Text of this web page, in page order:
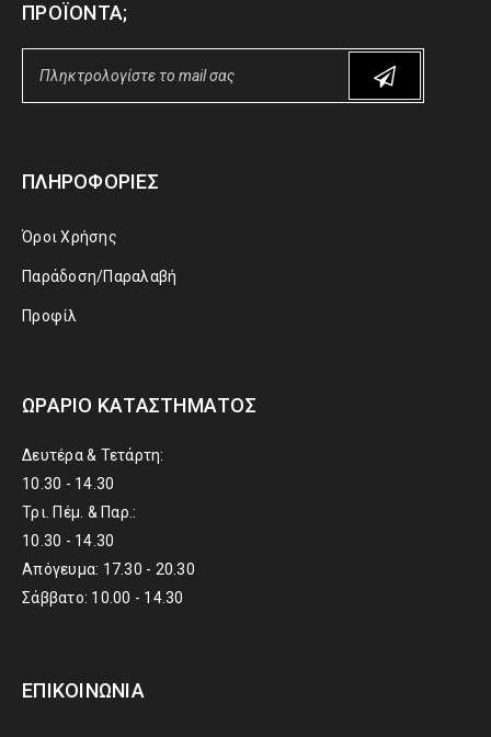
ΠΡΟΪΌΝΤΑ;
ΠΛΗΡΟΦΟΡΊΕΣ
Όροι Χρήσης
Παράδοση/Παραλαβή
Προφίλ
ΩΡΆΡΙΟ ΚΑΤΑΣΤΉΜΑΤΟΣ
Δευτέρα & Τετάρτη:
10.30 - 14.30
Τρι. Πέμ. & Παρ.:
10.30 - 14.30
Απόγευμα: 17.30 - 20.30
Σάββατο: 10.00 - 14.30
ΕΠΙΚΟΙΝΩΝΊΑ